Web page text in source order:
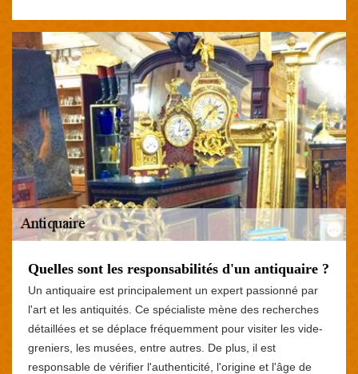
Quelles sont les responsabilités d'un antiquaire ?
Un antiquaire est principalement un expert passionné par
l'art et les antiquités. Ce spécialiste mène des recherches
détaillées et se déplace fréquemment pour visiter les vide-
greniers, les musées, entre autres. De plus, il est
responsable de vérifier l'authenticité, l'origine et l'âge de